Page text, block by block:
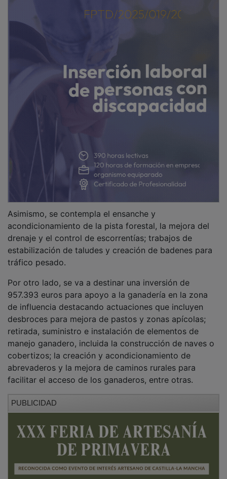
acondicionamiento de la pista forestal, la mejora del
drenaje y el control de escorrentías; trabajos de
estabilización de taludes y creación de badenes para
tráfico pesado.
957.393 euros para apoyo a la ganadería en la zona
de influencia destacando actuaciones que incluyen
desbroces para mejora de pastos y zonas apícolas;
retirada, suministro e instalación de elementos de
manejo ganadero, incluida la construcción de naves o
cobertizos; la creación y acondicionamiento de
abrevaderos y la mejora de caminos rurales para
facilitar el acceso de los ganaderos, entre otras.